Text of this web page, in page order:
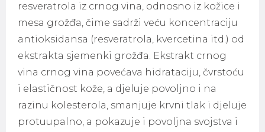
resveratrola iz crnog vina, odnosno iz kožice i
mesa grožđa, čime sadrži veću koncentraciju
antioksidansa (resveratrola, kvercetina itd.) od
ekstrakta sjemenki grožđa. Ekstrakt crnog
vina crnog vina povećava hidrataciju, čvrstoću
i elastičnost kože, a djeluje povoljno i na
razinu kolesterola, smanjuje krvni tlak i djeluje
protuupalno, a pokazuje i povoljna svojstva i